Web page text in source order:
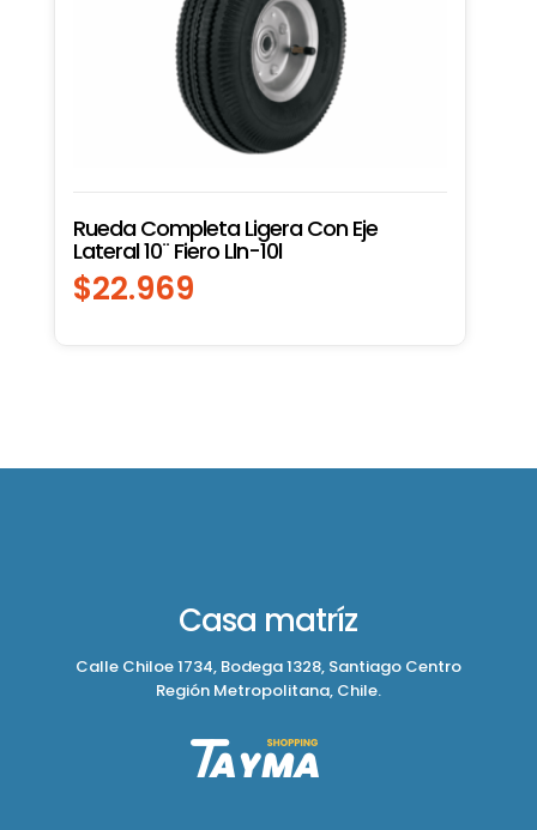
Rueda Completa Ligera Con Eje
Lateral 10¨ Fiero Lln-10l
$22.969
Casa matríz
Calle Chiloe 1734, Bodega 1328, Santiago Centro
Región Metropolitana, Chile.